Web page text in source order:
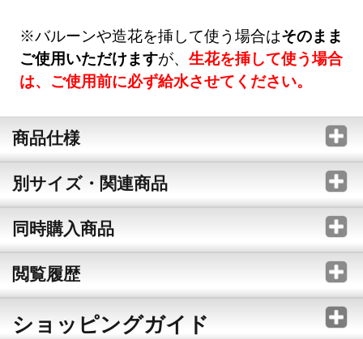
※バルーンや造花を挿して使う場合はそのまま
ご使用いただけますが、生花を挿して使う場合
は、ご使用前に必ず給水させてください。
商品仕様
別サイズ・関連商品
同時購入商品
閲覧履歴
ショッピングガイド